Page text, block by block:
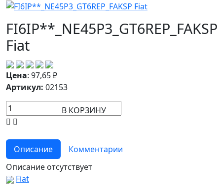
FI6IP**_NE45P3_GT6REP_FAKSP
Fiat
Цена: 97,65₽
Артикул: 02153
В КОРЗИНУ
Описание
Комментарии
Описание отсутствует
Fiat